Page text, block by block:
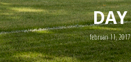
DAY
februari 11, 2017